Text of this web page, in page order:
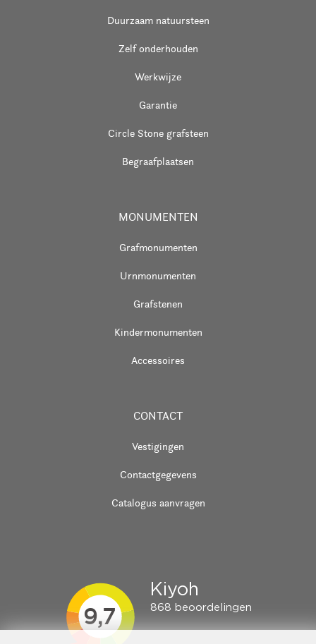
Duurzaam natuursteen
Zelf onderhouden
Werkwijze
Garantie
Circle Stone grafsteen
Begraafplaatsen
MONUMENTEN
Grafmonumenten
Urnmonumenten
Grafstenen
Kindermonumenten
Accessoires
CONTACT
Vestigingen
Contactgegevens
Catalogus aanvragen